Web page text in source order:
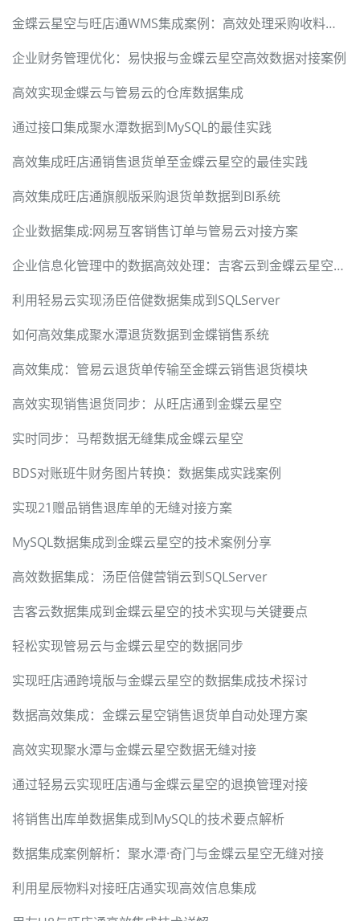
金蝶云星空与旺店通WMS集成案例：高效处理采购收料通知单
企业财务管理优化：易快报与金蝶云星空高效数据对接案例
高效实现金蝶云与管易云的仓库数据集成
通过接口集成聚水潭数据到MySQL的最佳实践
高效集成旺店通销售退货单至金蝶云星空的最佳实践
高效集成旺店通旗舰版采购退货单数据到BI系统
企业数据集成:网易互客销售订单与管易云对接方案
企业信息化管理中的数据高效处理：吉客云到金蝶云星空集成案例
利用轻易云实现汤臣倍健数据集成到SQLServer
如何高效集成聚水潭退货数据到金蝶销售系统
高效集成：管易云退货单传输至金蝶云销售退货模块
高效实现销售退货同步：从旺店通到金蝶云星空
实时同步：马帮数据无缝集成金蝶云星空
BDS对账班牛财务图片转换：数据集成实践案例
实现21赠品销售退库单的无缝对接方案
MySQL数据集成到金蝶云星空的技术案例分享
高效数据集成：汤臣倍健营销云到SQLServer
吉客云数据集成到金蝶云星空的技术实现与关键要点
轻松实现管易云与金蝶云星空的数据同步
实现旺店通跨境版与金蝶云星空的数据集成技术探讨
数据高效集成：金蝶云星空销售退货单自动处理方案
高效实现聚水潭与金蝶云星空数据无缝对接
通过轻易云实现旺店通与金蝶云星空的退换管理对接
将销售出库单数据集成到MySQL的技术要点解析
数据集成案例解析：聚水潭·奇门与金蝶云星空无缝对接
利用星辰物料对接旺店通实现高效信息集成